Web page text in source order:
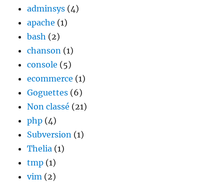
adminsys (4)
apache (1)
bash (2)
chanson (1)
console (5)
ecommerce (1)
Goguettes (6)
Non classé (21)
php (4)
Subversion (1)
Thelia (1)
tmp (1)
vim (2)